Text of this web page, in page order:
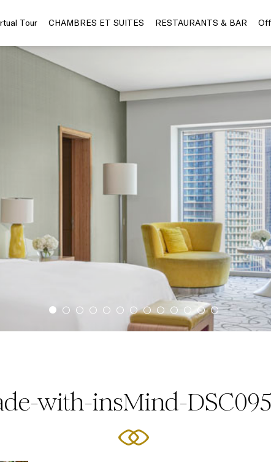
Tour CHAMBRES ET SUITES RESTAURANTS & BAR
with-insMind-